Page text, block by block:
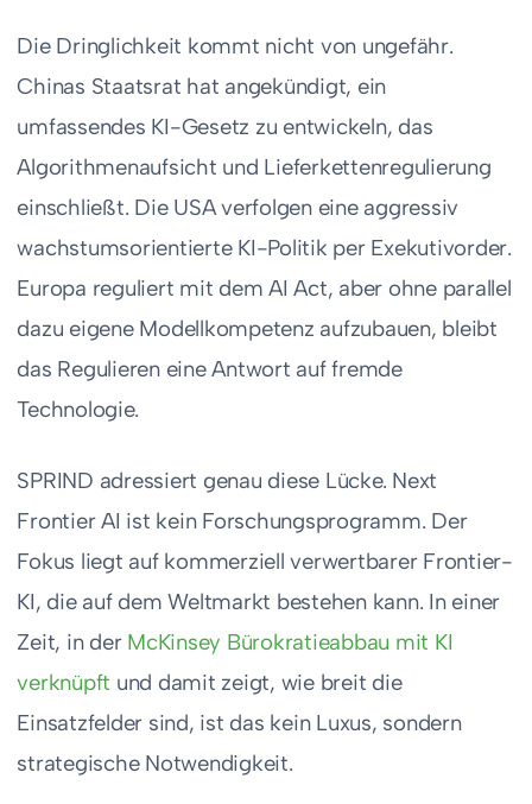
Die Dringlichkeit kommt nicht von ungefähr.
Chinas Staatsrat hat angekündigt, ein
umfassendes KI-Gesetz zu entwickeln, das
Algorithmenaufsicht und Lieferkettenregulierung
einschließt. Die USA verfolgen eine aggressiv
wachstumsorientierte KI-Politik per Exekutivorder.
Europa reguliert mit dem AI Act, aber ohne parallel
dazu eigene Modellkompetenz aufzubauen, bleibt
das Regulieren eine Antwort auf fremde
Technologie.
SPRIND adressiert genau diese Lücke. Next
Frontier AI ist kein Forschungsprogramm. Der
Fokus liegt auf kommerziell verwertbarer Frontier-
KI, die auf dem Weltmarkt bestehen kann. In einer
Zeit, in der McKinsey Bürokratieabbau mit KI
verknüpft und damit zeigt, wie breit die
Einsatzfelder sind, ist das kein Luxus, sondern
strategische Notwendigkeit.